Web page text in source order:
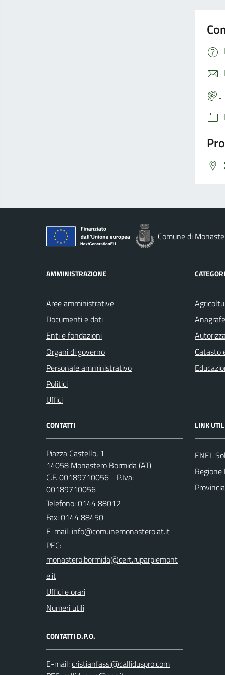
Comune di
AMMINISTRAZIONE
Aree amministrative
Documenti e dati
Enti e fondazioni
Organi di governo
Personale amministrativo
Politici
Uffici
Catasto
CONTATTI
Piazza Castello, 1
14058 Monastero Bormida (AT)
C.F. 00189710056 - P.Iva:
00189710056
Telefono:0144 88012
Fax: 0144 88450
E-mail:
PEC:
Uffici e orari
Numeri utili
CONTATTI D.P.O.
E-mail:
LINK
ENEL